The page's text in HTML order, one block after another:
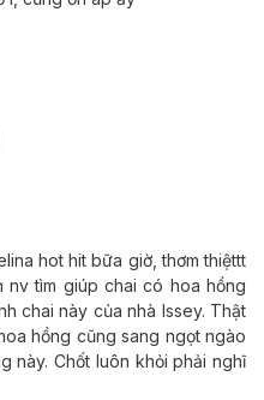
hot hit bữa giờ, thơm thiệttt
tìm giúp chai có hoa hồng
chai này của nhà Issey. Thật
hồng cũng sang ngọt ngào
này. Chốt luôn khỏi phải nghĩ